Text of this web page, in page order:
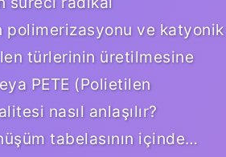
ve katyonik
türlerinin üretilmesine
PETE (Polietilen
nasıl anlaşılır?
tabelasının içinde…